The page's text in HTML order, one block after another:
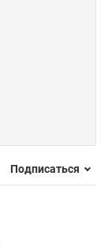
Подписаться